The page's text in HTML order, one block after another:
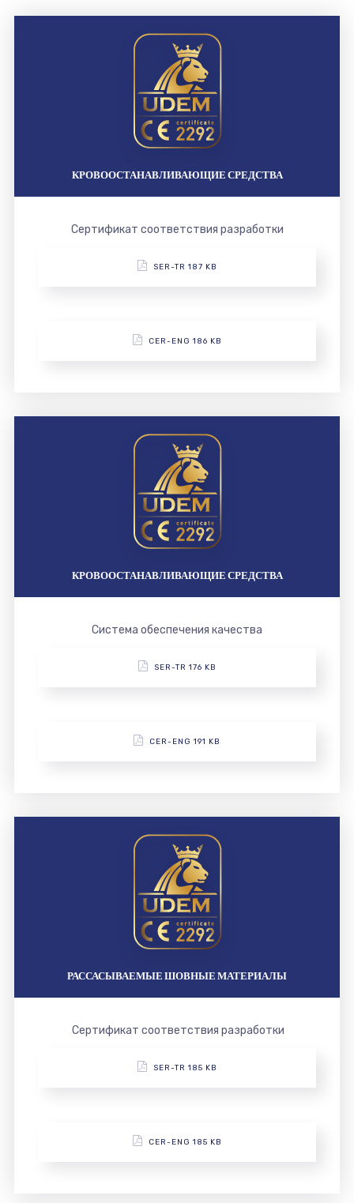
КРОВООСТАНАВЛИВАЮЩИЕ СРЕДСТВА
Сертификат соответствия разработки
SER-TR 187 KB
CER-ENG 186 KB
КРОВООСТАНАВЛИВАЮЩИЕ СРЕДСТВА
Система обеспечения качества
SER-TR 176 KB
CER-ENG 191 KB
РАССАСЫВАЕМЫЕ ШОВНЫЕ МАТЕРИАЛЫ
Сертификат соответствия разработки
SER-TR 185 KB
CER-ENG 185 KB